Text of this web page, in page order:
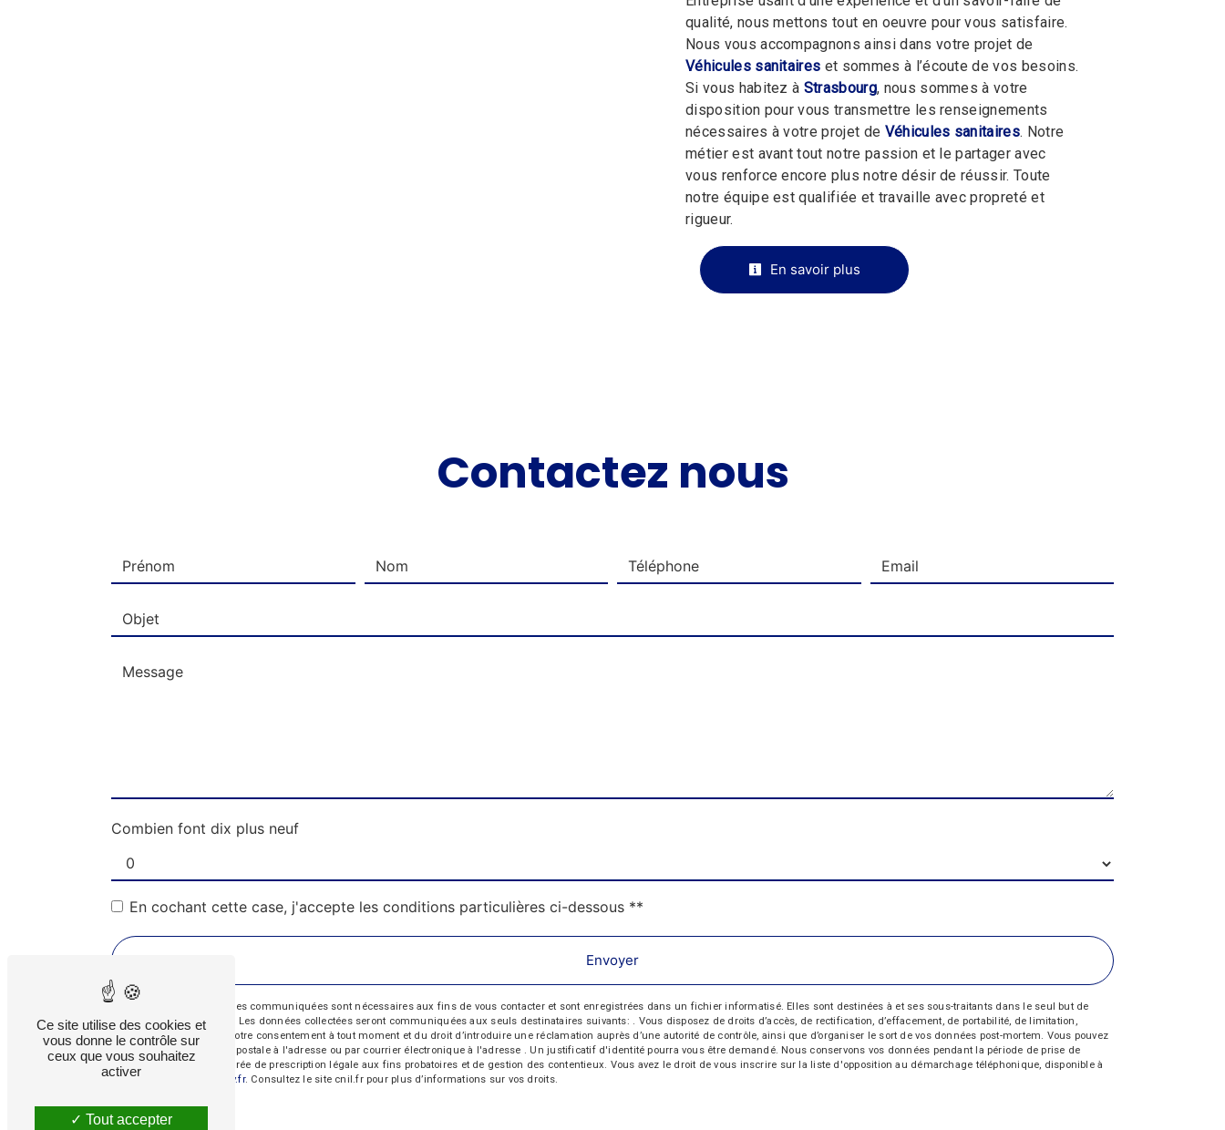
qualité, nous mettons tout en oeuvre pour vous satisfaire.
Nous vous accompagnons ainsi dans votre projet de
Véhicules sanitaires et sommes à l’écoute de vos besoins.
Si vous habitez à Strasbourg, nous sommes à votre
disposition pour vous transmettre les renseignements
nécessaires à votre projet de Véhicules sanitaires. Notre
métier est avant tout notre passion et le partager avec
vous renforce encore plus notre désir de réussir. Toute
notre équipe est qualifiée et travaille avec propreté et
rigueur.
En savoir plus
Contactez nous
Combien font dix plus neuf
En cochant cette case, j'accepte les conditions particulières ci-dessous **
Envoyer
** Les données personnelles communiquées sont nécessaires aux fins de vous contacter et sont enregistrées dans un fichier informatisé. Elles sont destinées à et ses sous-traitants dans le seul but de
répondre à votre message. Les données collectées seront communiquées aux seuls destinataires suivants: . Vous disposez de droits d’accès, de rectification, d’effacement, de portabilité, de limitation,
d’opposition, de retrait de votre consentement à tout moment et du droit d’introduire une réclamation auprès d’une autorité de contrôle, ainsi que d’organiser le sort de vos données post-mortem. Vous pouvez
exercer ces droits par voie postale à l'adresse ou par courrier électronique à l'adresse . Un justificatif d'identité pourra vous être demandé. Nous conservons vos données pendant la période de prise de
contact puis pendant la durée de prescription légale aux fins probatoires et de gestion des contentieux. Vous avez le droit de vous inscrire sur la liste d'opposition au démarchage téléphonique, disponible à
cette adresse:
Bloctel.gouv.fr. Consultez le site cnil.fr pour plus d’informations sur vos droits.
Ce site utilise des cookies et
vous donne le contrôle sur
ceux que vous souhaitez
activer
Tout accepter